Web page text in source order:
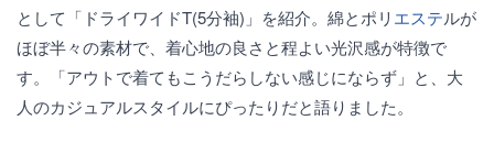
として「ドライワイドT(5分袖)」を紹介。綿とポリ エステルが
ほぼ半々の素材で、着心地の良さと程よい光沢感が特徴で
す。「アウトで着てもこうだらしない感じにならず」と、大
人のカジュアルスタイルにぴったりだと語りました。